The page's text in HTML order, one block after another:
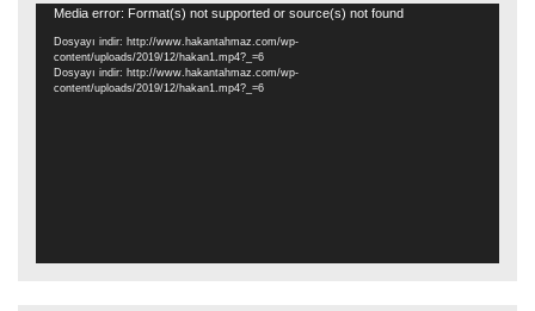
Video
oynatıcı
Media error: Format(s) not supported or source(s) not found
Dosyayı indir: http://www.hakantahmaz.com/wp-
content/uploads/2019/12/hakan1.mp4?_=6
Dosyayı indir: http://www.hakantahmaz.com/wp-
content/uploads/2019/12/hakan1.mp4?_=6